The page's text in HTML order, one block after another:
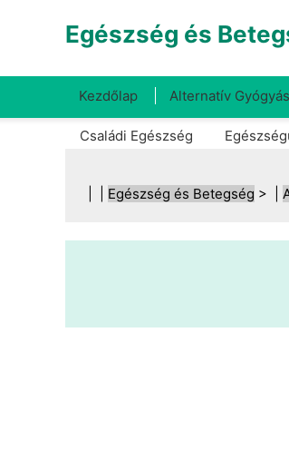
Egészség és
Kezdőlap Alternatív
Családi Egészség
Egészség és Betegség > |